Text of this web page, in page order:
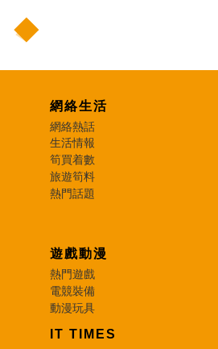
網絡生活
網絡熱話
生活情報
筍買着數
旅遊筍料
熱門話題
遊戲動漫
熱門遊戲
電競裝備
動漫玩具
IT TIMES